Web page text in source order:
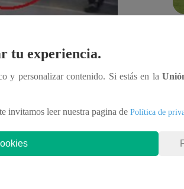
Compartir
por la Calle Alcanfores, en
a toda velocidad
de escapar ganando
tu experiencia.
y personalizar contenido. Si estás en la
invitamos leer nuestra pagina de Política de